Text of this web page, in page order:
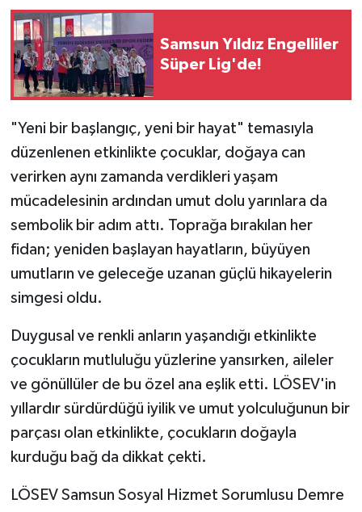
Samsun Yıldız Engelliler
Süper Lig'de!
"Yeni bir başlangıç, yeni bir hayat" temasıyla
düzenlenen etkinlikte çocuklar, doğaya can
verirken aynı zamanda verdikleri yaşam
mücadelesinin ardından umut dolu yarınlara da
sembolik bir adım attı. Toprağa bırakılan her
fidan; yeniden başlayan hayatların, büyüyen
umutların ve geleceğe uzanan güçlü hikayelerin
simgesi oldu.
Duygusal ve renkli anların yaşandığı etkinlikte
çocukların mutluluğu yüzlerine yansırken, aileler
ve gönüllüler de bu özel ana eşlik etti. LÖSEV'in
yıllardır sürdürdüğü iyilik ve umut yolculuğunun bir
parçası olan etkinlikte, çocukların doğayla
kurduğu bağ da dikkat çekti.
LÖSEV Samsun Sosyal Hizmet Sorumlusu Demre